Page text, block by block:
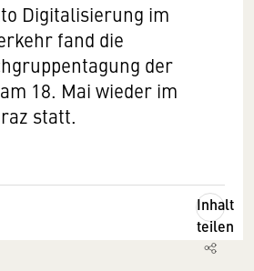
Digitalisierung im
fand die
der
18. Mai wieder im
statt.
Inhalt
teilen